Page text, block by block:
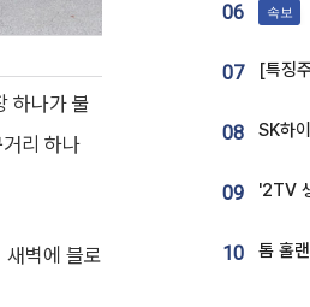
하나가 불
리 하나
새벽에 블로
06 속보
07
08
09
10